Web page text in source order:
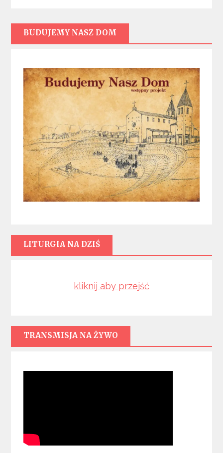
BUDUJEMY NASZ DOM
LITURGIA NA DZIŚ
kliknij aby przejść
TRANSMISJA NA ŻYWO